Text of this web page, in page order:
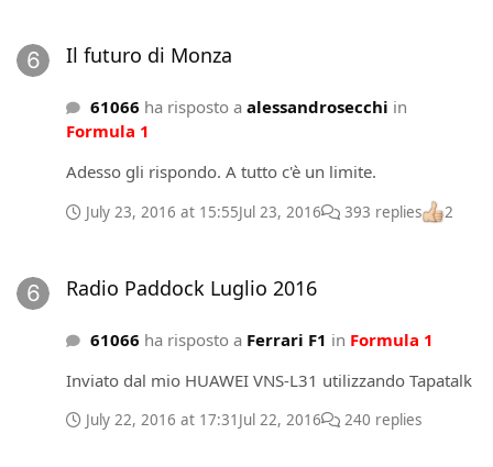
Il futuro di Monza
61066 ha risposto aalessandrosecchi in
Formula 1
Adesso gli rispondo. A tutto c'è un limite.
July 23, 2016 at 15:55Jul 23, 2016 393 replies 2
Radio Paddock Luglio 2016
61066 ha risposto a Ferrari F1 in Formula 1
Inviato dal mio HUAWEI VNS-L31 utilizzando Tapatalk
July 22, 2016 at 17:31 Jul 22, 2016 240 replies